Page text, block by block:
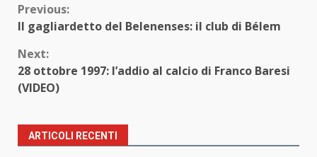
Continue
Reading
Previous:
Il gagliardetto del Belenenses: il club di Bélem
Next:
28 ottobre 1997: l’addio al calcio di Franco Baresi
(VIDEO)
ARTICOLI RECENTI